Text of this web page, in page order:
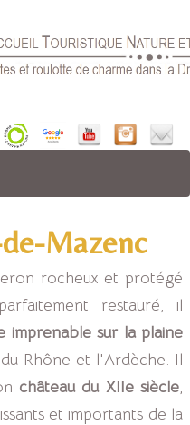
Mazenc
rocheux et protégé
restauré, il
imprenable sur la plaine
Rhône et l'Ardèche. Il
château du XIIe siècle,
et importants de la